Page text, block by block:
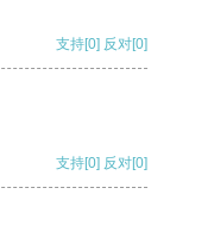
支持[0] 反对[0]
支持[0] 反对[0]